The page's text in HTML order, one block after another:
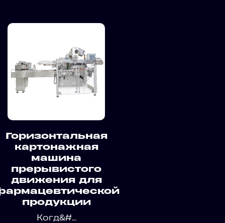
Горизонтальная
картонажная
машина
прерывистого
движения для
продукции
Когд&#...